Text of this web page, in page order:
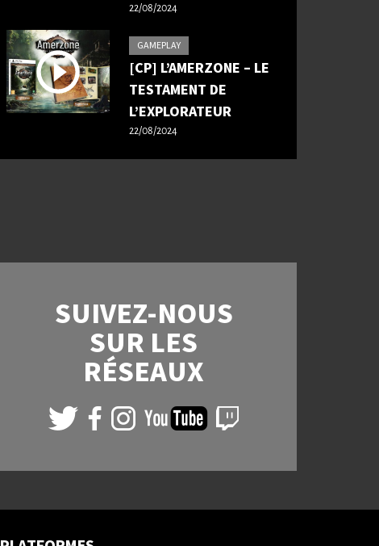
22/08/2024
GAMEPLAY
[CP] L’AMERZONE – LE
TESTAMENT DE
L’EXPLORATEUR
22/08/2024
SUIVEZ-NOUS
SUR LES
RÉSEAUX